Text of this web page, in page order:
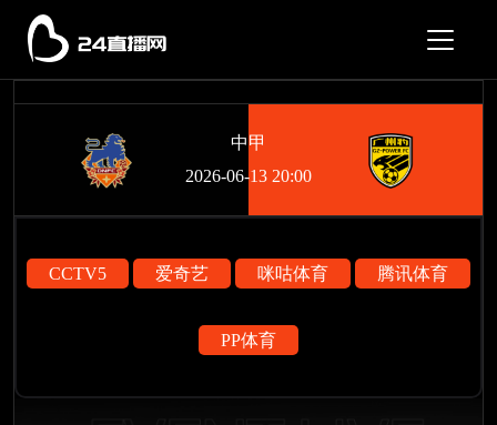
中甲
2026-06-13 20:00
CCTV5 爱奇艺 咪咕体育 腾讯体育
PP体育